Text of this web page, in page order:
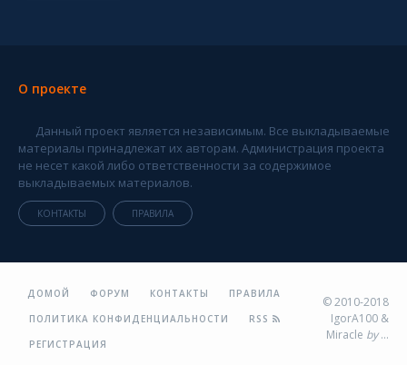
О проекте
Данный проект является независимым. Все выкладываемые
материалы принадлежат их авторам. Администрация проекта
не несет какой либо ответственности за содержимое
выкладываемых материалов.
КОНТАКТЫ ПРАВИЛА
ДОМОЙ ФОРУМ КОНТАКТЫ
ПРАВИЛА
ПОЛИТИКА КОНФИДЕНЦИАЛЬНОСТИ
RSS
РЕГИСТРАЦИЯ
© 2010-2018
IgorA100 &
Miracle by...